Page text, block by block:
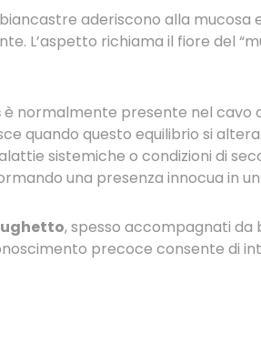
aderiscono alla mucosa
L’aspetto richiama il fiore del
è normalmente presente nel cavo
quando questo equilibrio si
sistemiche o condizioni di
una presenza innocua in
, spesso accompagnati da
precoce consente di